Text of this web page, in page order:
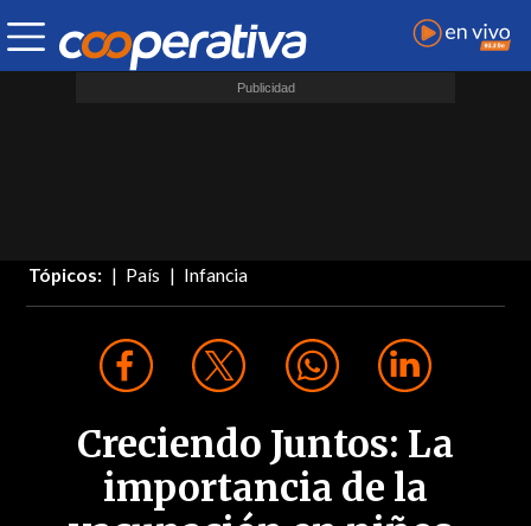
Tópicos: País Infancia
Creciendo Juntos: La
importancia de la